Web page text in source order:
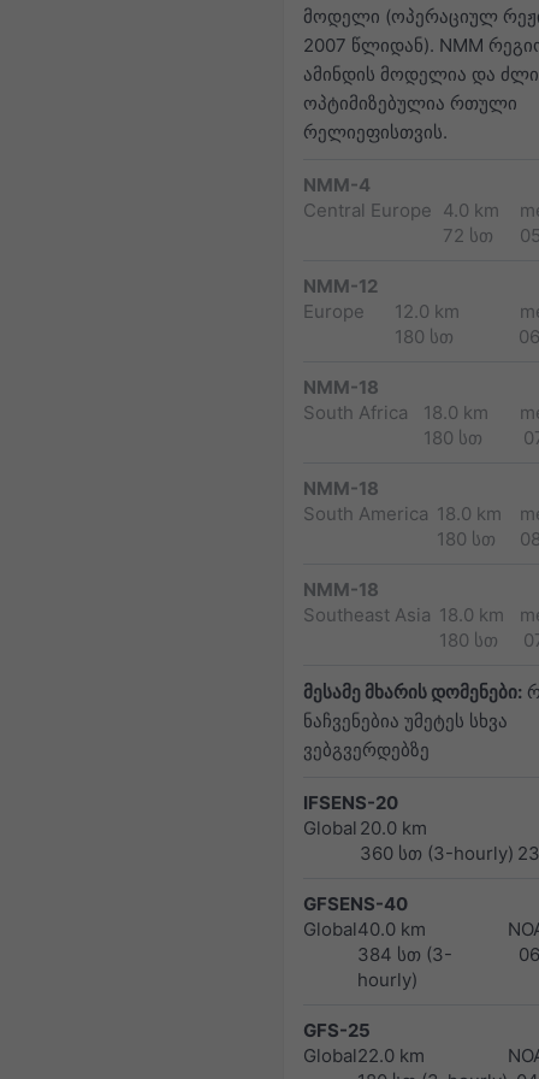
მოდელი (ოპერაციულ
2007 წლიდან). NMM
ამინდის მოდელია და
ოპტიმიზებულია რთული
რელიეფისთვის.
NMM-4
Central Europe 4.0 km
72 სთ
NMM-12
Europe
12.0 km
180 სთ
NMM-18
South Africa
18.0 km
180 სთ
NMM-18
South America 18.0 km
180 სთ
NMM-18
Southeast Asia 18.0 km
180 სთ
მესამე მხარის დომენები:
ნაჩვენებია უმეტეს სხვა
ვებგვერდებზე
IFSENS-20
Global 20.0 km
360 სთ (3-hourly)
GFSENS-40
Global40.0 km
384 სთ (3-
hourly)
GFS-25
Global22.0 km